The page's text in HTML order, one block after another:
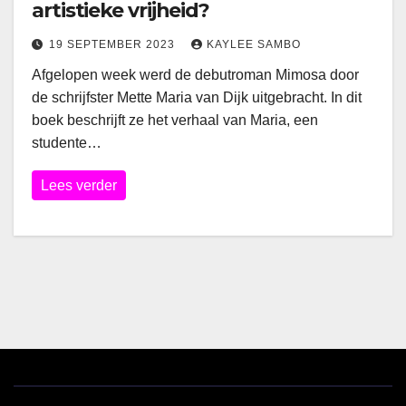
artistieke vrijheid?
19 SEPTEMBER 2023 KAYLEE SAMBO
Afgelopen week werd de debutroman Mimosa door
de schrijfster Mette Maria van Dijk uitgebracht. In dit
boek beschrijft ze het verhaal van Maria, een
studente…
Lees verder